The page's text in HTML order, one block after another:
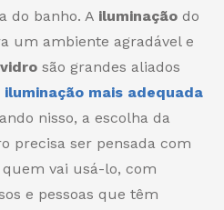
do banho. A iluminação do
um ambiente agradável e
são grandes aliados
iluminação mais adequada
nisso, a escolha da
precisa ser pensada com
vai usá-lo, com
e pessoas que têm